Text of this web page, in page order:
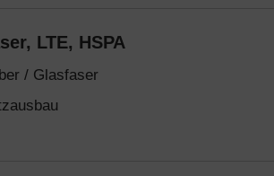
LTE, HSPA
/ Glasfaser